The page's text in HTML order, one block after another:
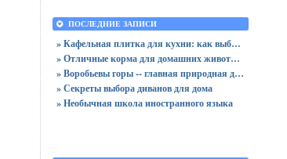
ПОСЛЕДНИЕ ЗАПИСИ
» Кафельная плитка для кухни: как выбрать практичную отделку
» Отличные корма для домашних животных
» Воробьевы горы -- главная природная достопримечательность Москвы
» Секреты выбора диванов для дома
» Необычная школа иностранного языка